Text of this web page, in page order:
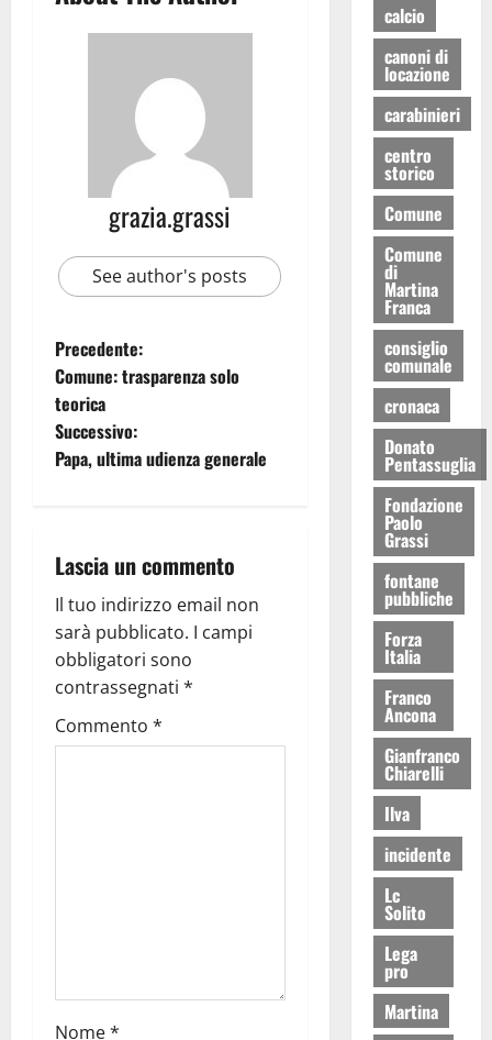
grazia.grassi
See author's posts
Precedente:
Comune: trasparenza solo
teorica
Successivo:
Papa, ultima udienza generale
Lascia un commento
Il tuo indirizzo email non
sarà pubblicato. I campi
obbligatori sono
contrassegnati *
Commento *
Nome*
calcio
canoni di
locazione
carabinieri
centro
storico
Comune
Comune
di
Martina
Franca
consiglio
comunale
cronaca
Donato
Pentassuglia
Fondazione
Paolo
Grassi
fontane
pubbliche
Forza
Italia
Franco
Ancona
Gianfranco
Chiarelli
Ilva
incidente
Lc
Solito
Lega
pro
Martina